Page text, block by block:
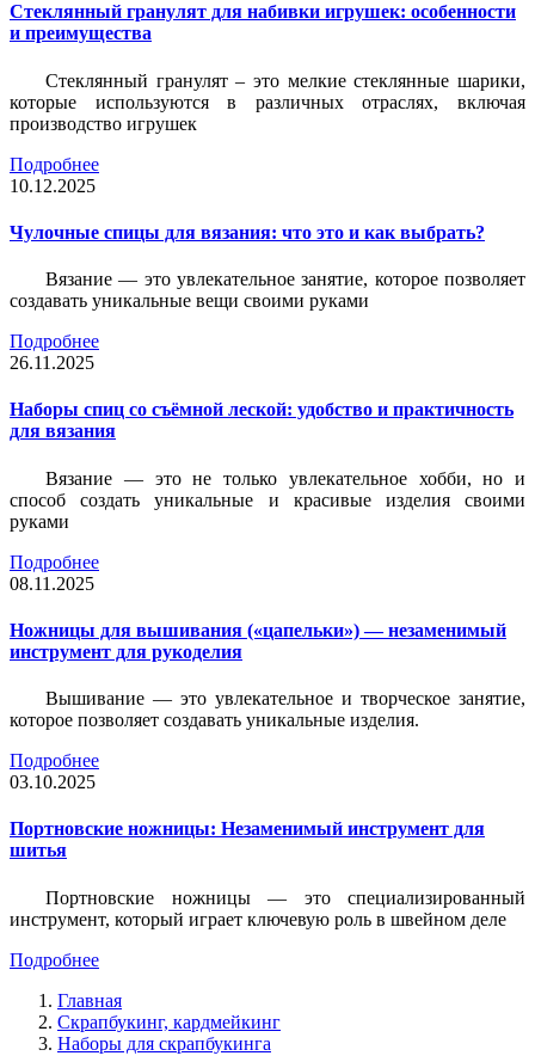
Стеклянный гранулят для набивки игрушек: особенности
и преимущества
Стеклянный гранулят – это мелкие стеклянные шарики,
которые используются в различных отраслях, включая
производство игрушек
Подробнее
10.12.2025
Чулочные спицы для вязания: что это и как выбрать?
Вязание — это увлекательное занятие, которое позволяет
создавать уникальные вещи своими руками
Подробнее
26.11.2025
Наборы спиц со съёмной леской: удобство и практичность
для вязания
Вязание — это не только увлекательное хобби, но и
способ создать уникальные и красивые изделия своими
руками
Подробнее
08.11.2025
Ножницы для вышивания («цапельки») — незаменимый
инструмент для рукоделия
Вышивание — это увлекательное и творческое занятие,
которое позволяет создавать уникальные изделия.
Подробнее
03.10.2025
Портновские ножницы: Незаменимый инструмент для
шитья
Портновские ножницы — это специализированный
инструмент, который играет ключевую роль в швейном деле
Подробнее
Главная
Скрапбукинг, кардмейкинг
Наборы для скрапбукинга